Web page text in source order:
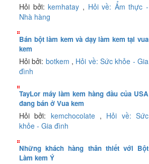
Hỏi bởi:kemhatay , Hỏi về: Ẩm thực -
Nhà hàng
Bán bột làm kem và dạy làm kem tại vua
kem
Hỏi bởi: botkem , Hỏi về: Sức khỏe - Gia
đình
TayLor máy làm kem hàng đầu của USA
đang bán ở Vua kem
Hỏi bởi: kemchocolate , Hỏi về: Sức
khỏe - Gia đình
Những khách hàng thân thiết với Bột
Làm kem Ý